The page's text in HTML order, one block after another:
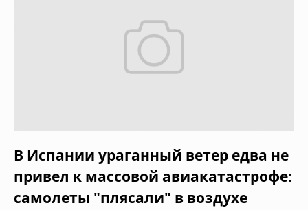
В Испании ураганный ветер едва не
привел к массовой авиакатастрофе:
самолеты "плясали" в воздухе